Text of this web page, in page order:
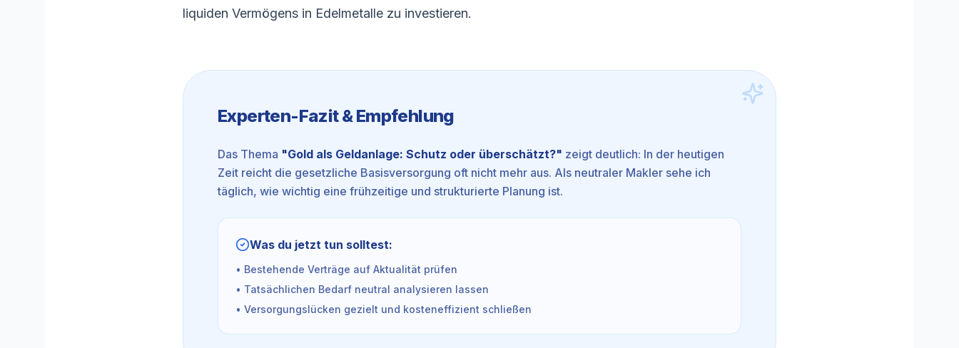
liquiden Vermögens in Edelmetalle zu investieren.
Experten-Fazit & Empfehlung
Das Thema "Gold als Geldanlage: Schutz oder überschätzt?" zeigt deutlich: In der heutigen
Zeit reicht die gesetzliche Basisversorgung oft nicht mehr aus. Als neutraler Makler sehe ich
täglich, wie wichtig eine frühzeitige und strukturierte Planung ist.
Was du jetzt tun solltest:
• Bestehende Verträge auf Aktualität prüfen
• Tatsächlichen Bedarf neutral analysieren lassen
• Versorgungslücken gezielt und kosteneffizient schließen